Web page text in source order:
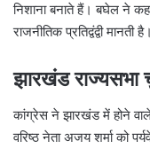
निशाना बनाते हैं। बघेल ने
राजनीतिक प्रतिद्वंद्वी मानती है।
झारखंड राज्यसभा
कांग्रेस ने झारखंड में होने
वरिष्ठ नेता अजय शर्मा को